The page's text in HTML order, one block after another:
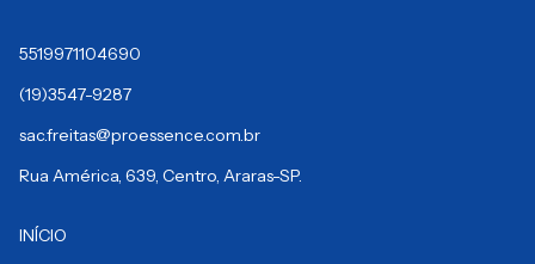
5519971104690
(19)3547-9287
sac.freitas@proessence.com.br
Rua América, 639, Centro, Araras-SP.
INÍCIO